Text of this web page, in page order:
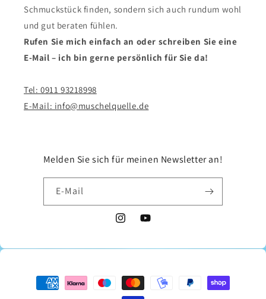
Schmuckstück finden, sondern sich auch rundum wohl
und gut beraten fühlen.
Rufen Sie mich einfach an oder schreiben Sie eine
E-Mail – ich bin gerne persönlich für Sie da!
Tel: 0911 93218998
E-Mail: info@muschelquelle.de
Melden Sie sich für meinen Newsletter an!
E-Mail
InstagramYouTube
Zahlungsmethoden